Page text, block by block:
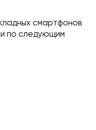
смартфонов
по следующим